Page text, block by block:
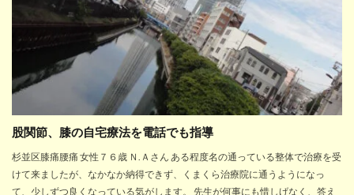
股関節、膝の自宅療法を電話でも指導
杉並区膝痛腰痛 女性７６歳 Ｎ.Ａさん ある程度名の通っている整体で治療を受
けて来ましたが、なかなか納得できず、くまくら治療院に通うようになっ
て、少しずつ良くなっている気がします。 先生が何事にも惜しげなく、答え